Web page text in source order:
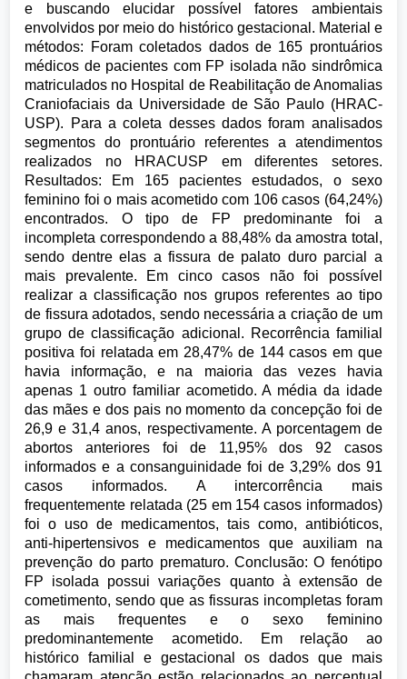
e buscando elucidar possível fatores ambientais
envolvidos por meio do histórico gestacional. Material e
métodos: Foram coletados dados de 165 prontuários
médicos de pacientes com FP isolada não sindrômica
matriculados no Hospital de Reabilitação de Anomalias
Craniofaciais da Universidade de São Paulo (HRAC-
USP). Para a coleta desses dados foram analisados
segmentos do prontuário referentes a atendimentos
realizados no HRACUSP em diferentes setores.
Resultados: Em 165 pacientes estudados, o sexo
feminino foi o mais acometido com 106 casos (64,24%)
encontrados. O tipo de FP predominante foi a
incompleta correspondendo a 88,48% da amostra total,
sendo dentre elas a fissura de palato duro parcial a
mais prevalente. Em cinco casos não foi possível
realizar a classificação nos grupos referentes ao tipo
de fissura adotados, sendo necessária a criação de um
grupo de classificação adicional. Recorrência familial
positiva foi relatada em 28,47% de 144 casos em que
havia informação, e na maioria das vezes havia
apenas 1 outro familiar acometido. A média da idade
das mães e dos pais no momento da concepção foi de
26,9 e 31,4 anos, respectivamente. A porcentagem de
abortos anteriores foi de 11,95% dos 92 casos
informados e a consanguinidade foi de 3,29% dos 91
casos informados. A intercorrência mais
frequentemente relatada (25 em 154 casos informados)
foi o uso de medicamentos, tais como, antibióticos,
anti-hipertensivos e medicamentos que auxiliam na
prevenção do parto prematuro. Conclusão: O fenótipo
FP isolada possui variações quanto à extensão de
cometimento, sendo que as fissuras incompletas foram
as mais frequentes e o sexo feminino
predominantemente acometido. Em relação ao
histórico familial e gestacional os dados que mais